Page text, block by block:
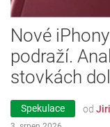
Nové
podraží.
stovkách
Spekulace od